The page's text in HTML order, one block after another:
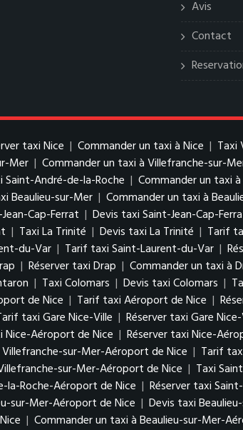
Avis
Contact
taxi Nice | Commander un taxi à Nice | Taxi
Mer | Commander un taxi à Villefranche-sur-
Saint-André-de-la-Roche | Commander un taxi
Beaulieu-sur-Mer | Commander un taxi à
Cap-Ferrat | Devis taxi Saint-Jean-Cap-
| Taxi La Trinité | Devis taxi La Trinité | Tarif
du-Var | Tarif taxi Saint-Laurent-du-Var |
| Réserver taxi Drap | Commander un taxi à
| Taxi Colomars | Devis taxi Colomars |
de Nice | Tarif taxi Aéroport de Nice |
taxi Gare Nice-Ville | Réserver taxi Gare
Nice-Aéroport de Nice | Réserver taxi Nice-
sur-Mer-Aéroport de Nice | Tarif
sur-Mer-Aéroport de Nice | Taxi
Roche-Aéroport de Nice | Réserver taxi
sur-Mer-Aéroport de Nice | Devis taxi
| Commander un taxi à Beaulieu-sur-Mer-